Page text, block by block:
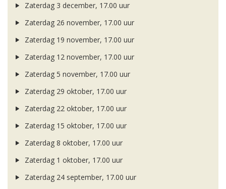
Zaterdag 3 december, 17.00 uur
Zaterdag 26 november, 17.00 uur
Zaterdag 19 november, 17.00 uur
Zaterdag 12 november, 17.00 uur
Zaterdag 5 november, 17.00 uur
Zaterdag 29 oktober, 17.00 uur
Zaterdag 22 oktober, 17.00 uur
Zaterdag 15 oktober, 17.00 uur
Zaterdag 8 oktober, 17.00 uur
Zaterdag 1 oktober, 17.00 uur
Zaterdag 24 september, 17.00 uur